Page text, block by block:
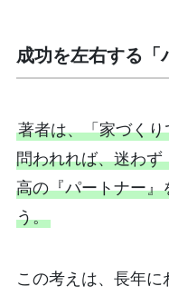
成功を左右する「
著者は、「家づく
問われれば、迷わ
高の『パートナー
う。
この考えは、長年